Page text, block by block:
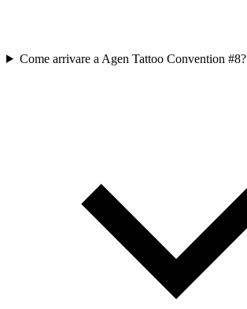
Come arrivare a Agen Tattoo Convention #8?